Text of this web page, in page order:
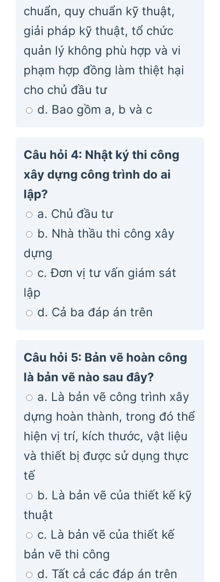
chuẩn, quy chuẩn kỹ thuật,
giải pháp kỹ thuật, tổ chức
quản lý không phù hợp và vi
phạm hợp đồng làm thiệt hại
cho chủ đầu tư
d. Bao gồm a, b và c
Câu hỏi 4: Nhật ký thi công
xây dựng công trình do ai
lập?
a. Chủ đầu tư
b. Nhà thầu thi công xây
dựng
c. Đơn vị tư vấn giám sát
lập
d. Cả ba đáp án trên
Câu hỏi 5: Bản vẽ hoàn công
là bản vẽ nào sau đây?
a. Là bản vẽ công trình xây
dựng hoàn thành, trong đó thể
hiện vị trí, kích thước, vật liệu
và thiết bị được sử dụng thực
tế
b. Là bản vẽ của thiết kế kỹ
thuật
c. Là bản vẽ của thiết kế
bản vẽ thi công
d. Tất cả các đáp án trên